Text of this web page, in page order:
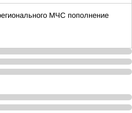
МЧС пополнение